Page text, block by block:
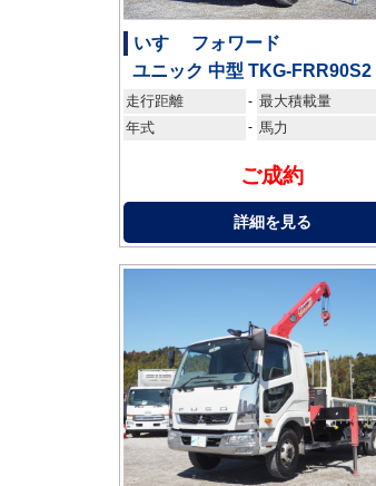
いすゞ フォワード
ユニック 中型 TKG-FRR90S2
走行距離 - 最大積載量
年式 - 馬力
ご成約
詳細を見る